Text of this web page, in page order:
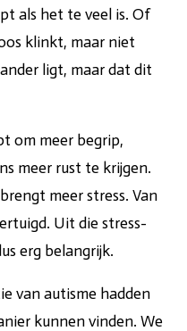
als het te veel is. Of
klinkt, maar niet
ligt, maar dat dit
om meer begrip,
meer rust te krijgen.
meer stress. Van
Uit die stress-
erg belangrijk.
van autisme hadden
kunnen vinden. We